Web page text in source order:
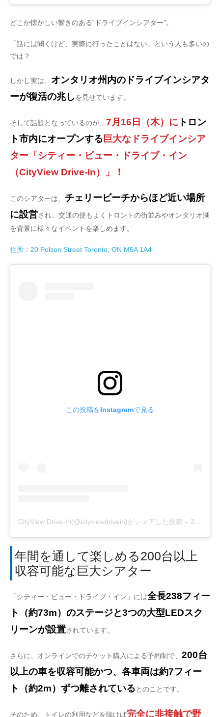
どこか懐かしい響きのある”ドライブインシアター”。
「話には聞くけど、実際に行ったことはない」という人も多いの
では？
しかし実は、 オンタリオ州内のドライブインシアタ
ーが復活の兆しを見せています。
そして話題となっているのが、 7月16日（木）に トロン
ト市内にオープンする巨大なドライブインシア
ター「シティー・ビュー・ドライブ・イン
（CityView Drive-In）」！
このシアターは、 チェリービーチからほど近い場所
に設営され、交通の便もよくトロントの街並みやオンタリオ湖
を背景に様々なイベントを楽しめます。
住所：20 Polson Street Toronto, ON M5A 1A4
この投稿をInstagramで見る
CityView Drive-In(@cityviewdrivein)がシェアした投稿 – 2020年 7月月5日午前10時56分PDT
年間を通して楽しめる200台以上
収容可能な巨大シアター
「シティー・ビュー・ドライブ・イン」には全長238フィー
ト（約73m）のステージと3つの大型LEDスク
リーンが設置されています。
さらに、オンラインでのチケット購入による予約制で、 200台
以上の車を収容可能かつ、各車両は約7フィー
ト（約2m）ずつ離されているとのことです。
そのため、トイレの利用などを除けば完全に非接触で野